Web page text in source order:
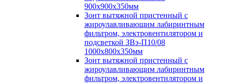
900х900х350мм
Зонт вытяжной пристенный с
жироулавливающим лабиринтным
фильтром, электровентилятором и
подсветкой ЗВэ-П10/08
1000х800х350мм
Зонт вытяжной пристенный с
жироулавливающим лабиринтным
фильтром, электровентилятором и